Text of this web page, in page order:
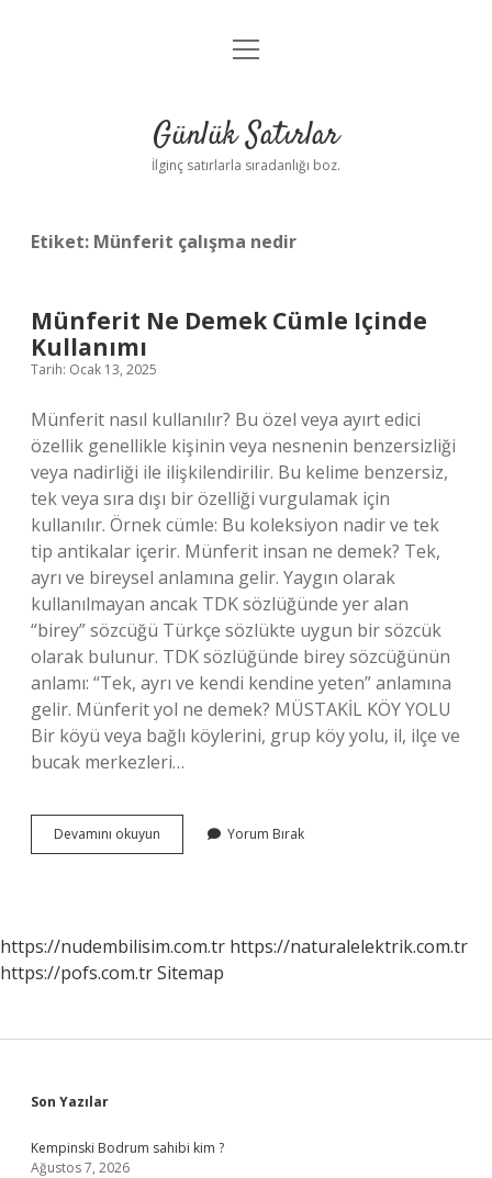
Anasayfa
Yasal Uyarı
menüyü
Günlük Satırlar
İlginç satırlarla sıradanlığı boz.
Etiket: Münferit çalışma nedir
Münferit Ne Demek Cümle Içinde
Kullanımı
Tarih: Ocak 13, 2025
Münferit nasıl kullanılır? Bu özel veya ayırt edici
özellik genellikle kişinin veya nesnenin benzersizliği
veya nadirliği ile ilişkilendirilir. Bu kelime benzersiz,
tek veya sıra dışı bir özelliği vurgulamak için
kullanılır. Örnek cümle: Bu koleksiyon nadir ve tek
tip antikalar içerir. Münferit insan ne demek? Tek,
ayrı ve bireysel anlamına gelir. Yaygın olarak
kullanılmayan ancak TDK sözlüğünde yer alan
“birey” sözcüğü Türkçe sözlükte uygun bir sözcük
olarak bulunur. TDK sözlüğünde birey sözcüğünün
anlamı: “Tek, ayrı ve kendi kendine yeten” anlamına
gelir. Münferit yol ne demek? MÜSTAKİL KÖY YOLU
Bir köyü veya bağlı köylerini, grup köy yolu, il, ilçe ve
bucak merkezleri…
Devamını okuyun Münferit
Ne
Yorum Bırak
https://nudembilisim.com.tr https://naturalelektrik.com.tr
https://pofs.com.trSitemap
Sidebar
Son Yazılar
Kempinski Bodrum sahibi kim ?
Ağustos 7, 2026